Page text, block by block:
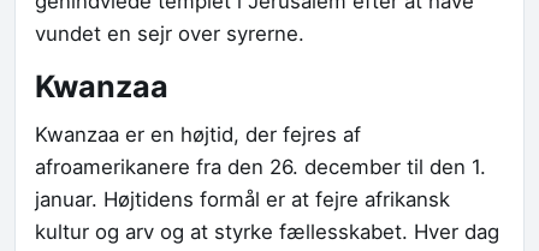
vundet en sejr over syrerne.
Kwanzaa
Kwanzaa er en højtid, der fejres af
afroamerikanere fra den 26. december til den 1.
januar. Højtidens formål er at fejre afrikansk
kultur og arv og at styrke fællesskabet. Hver dag